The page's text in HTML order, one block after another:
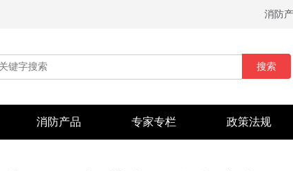
消防
搜索
消防产品 专家专栏 政策法规